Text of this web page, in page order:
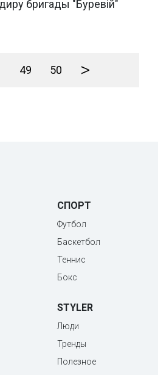
бригады "Буревій"
49 50 >
СПОРТ
Футбол
Баскетбол
Теннис
Бокс
STYLER
Люди
Тренды
Полезное